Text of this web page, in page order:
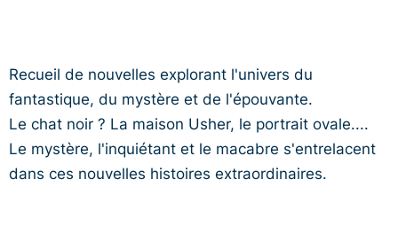
Recueil de nouvelles explorant l'univers du
fantastique, du mystère et de l'épouvante.
Le chat noir ? La maison Usher, le portrait ovale....
Le mystère, l'inquiétant et le macabre s'entrelacent
dans ces nouvelles histoires extraordinaires.